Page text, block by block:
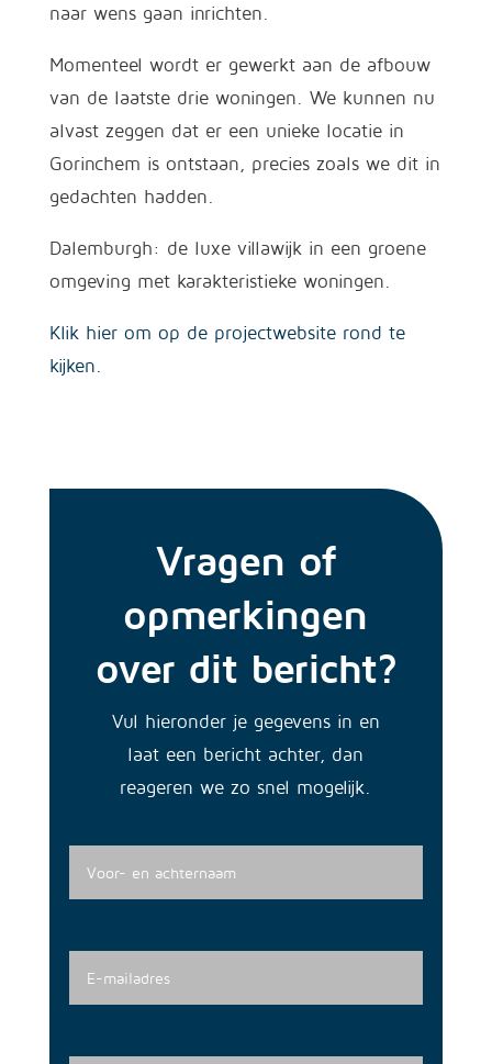
naar wens gaan inrichten.
Momenteel wordt er gewerkt aan de afbouw
van de laatste drie woningen. We kunnen nu
alvast zeggen dat er een unieke locatie in
Gorinchem is ontstaan, precies zoals we dit in
gedachten hadden.
Dalemburgh: de luxe villawijk in een groene
omgeving met karakteristieke woningen.
Klik hier om op de projectwebsite rond te
kijken.
Vragen of
opmerkingen
over dit bericht?
Vul hieronder je gegevens in en
laat een bericht achter, dan
reageren we zo snel mogelijk.